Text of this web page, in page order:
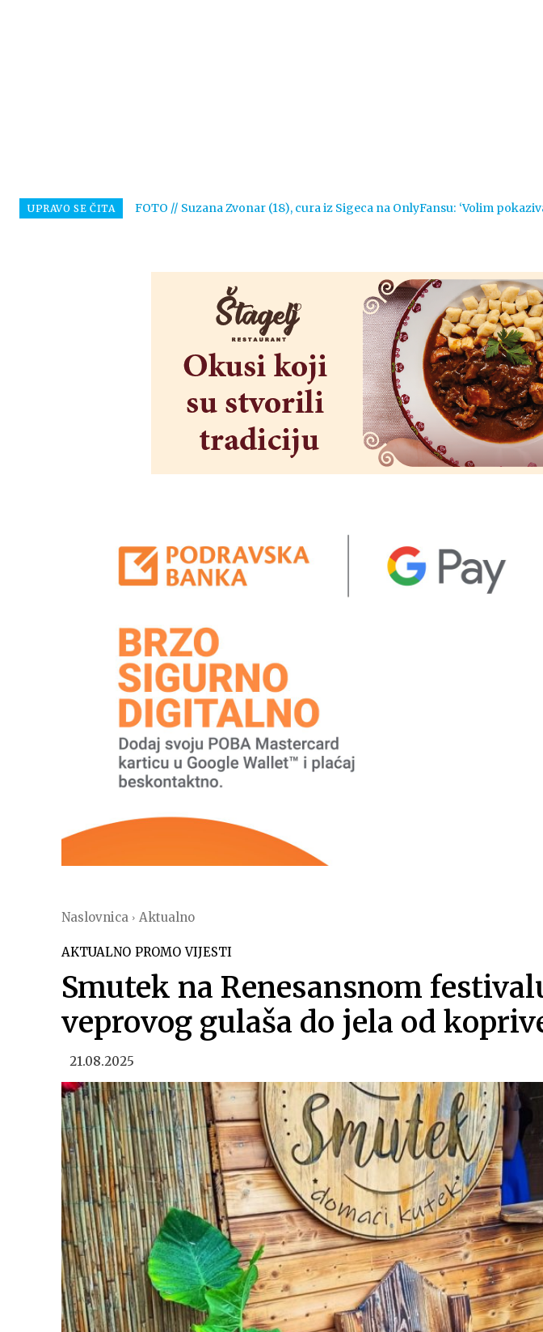
UPRAVO SE ČITA FOTO // Suzana Zvonar (18), cura iz Sigeca na OnlyFansu: ‘Volim
Naslovnica Aktualno
AKTUALNO PROMO VIJESTI
Smutek na Renesansnom
veprovog gulaša do jela od
21.08.2025